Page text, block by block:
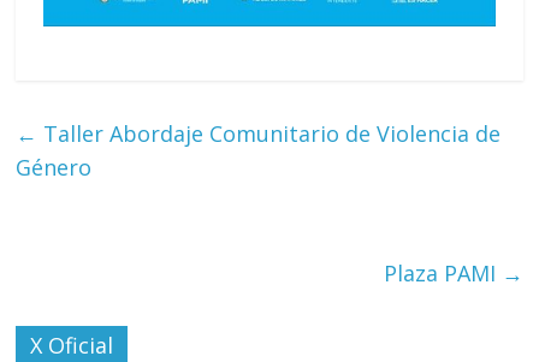
← Taller Abordaje Comunitario de Violencia de
Género
Plaza PAMI →
X Oficial